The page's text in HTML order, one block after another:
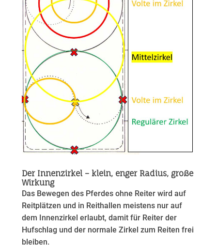
Der Innenzirkel – klein, enger Radius, große
Wirkung
Das Bewegen des Pferdes ohne Reiter wird auf
Reitplätzen und in Reithallen meistens nur auf
dem Innenzirkel erlaubt, damit für Reiter der
Hufschlag und der normale Zirkel zum Reiten frei
bleiben.